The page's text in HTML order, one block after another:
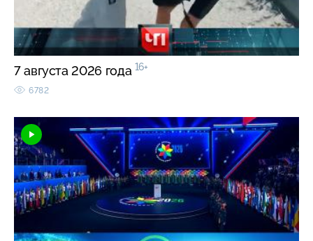
7 августа 2026 года 16+
6782